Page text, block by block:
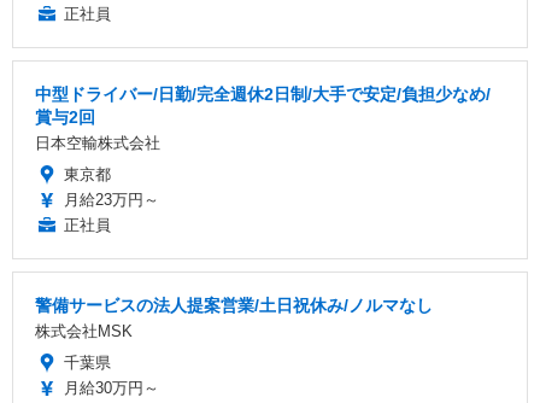
正社員
中型ドライバー/日勤/完全週休2日制/大手で安定/負担少なめ/
賞与2回
日本空輸株式会社
東京都
月給23万円～
正社員
警備サービスの法人提案営業/土日祝休み/ノルマなし
株式会社MSK
千葉県
月給30万円～